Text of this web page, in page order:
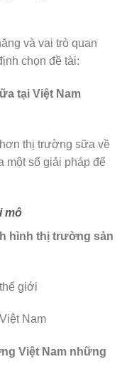
và vai trò quan
chọn đề tài:
tại Việt Nam
thị trường sữa về
một số giải pháp để
mô
hình thị trường sản
giới
Nam
Việt Nam những